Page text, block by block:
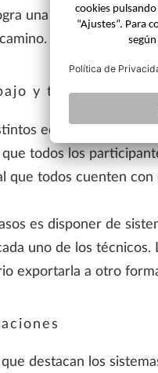
una mayor
y trabajo
equipos puede
que todos los
que todos cuenten
es disponer de
uno de los
exportarla a otro
destacan los